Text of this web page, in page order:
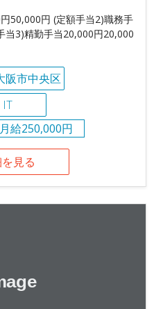
50,000円 (定額手当2)職務手
当3)精勤手当20,000円20,000
阪市中央区
IT
月給250,000円
見る